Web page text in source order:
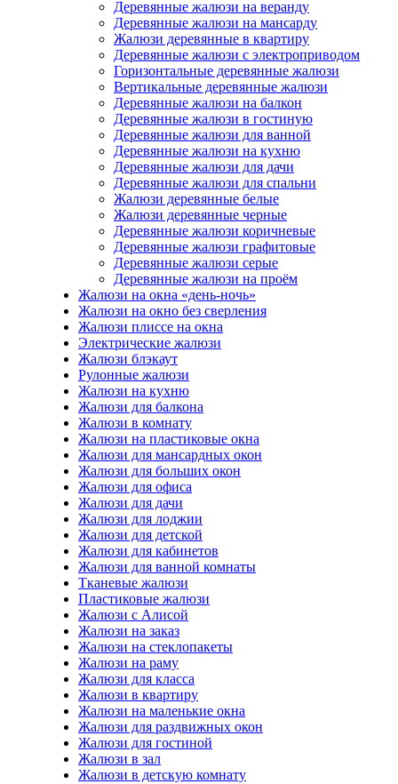
Деревянные жалюзи на веранду
Деревянные жалюзи на мансарду
Жалюзи деревянные в квартиру
Деревянные жалюзи с электроприводом
Горизонтальные деревянные жалюзи
Вертикальные деревянные жалюзи
Деревянные жалюзи на балкон
Деревянные жалюзи в гостиную
Деревянные жалюзи для ванной
Деревянные жалюзи на кухню
Деревянные жалюзи для дачи
Деревянные жалюзи для спальни
Жалюзи деревянные белые
Жалюзи деревянные черные
Деревянные жалюзи коричневые
Деревянные жалюзи графитовые
Деревянные жалюзи серые
Деревянные жалюзи на проём
Жалюзи на окна «день-ночь»
Жалюзи на окно без сверления
Жалюзи плиссе на окна
Электрические жалюзи
Жалюзи блэкаут
Рулонные жалюзи
Жалюзи на кухню
Жалюзи для балкона
Жалюзи в комнату
Жалюзи на пластиковые окна
Жалюзи для мансардных окон
Жалюзи для больших окон
Жалюзи для офиса
Жалюзи для дачи
Жалюзи для лоджии
Жалюзи для детской
Жалюзи для кабинетов
Жалюзи для ванной комнаты
Тканевые жалюзи
Пластиковые жалюзи
Жалюзи с Алисой
Жалюзи на заказ
Жалюзи на стеклопакеты
Жалюзи на раму
Жалюзи для класса
Жалюзи в квартиру
Жалюзи на маленькие окна
Жалюзи для раздвижных окон
Жалюзи для гостиной
Жалюзи в зал
Жалюзи в детскую комнату